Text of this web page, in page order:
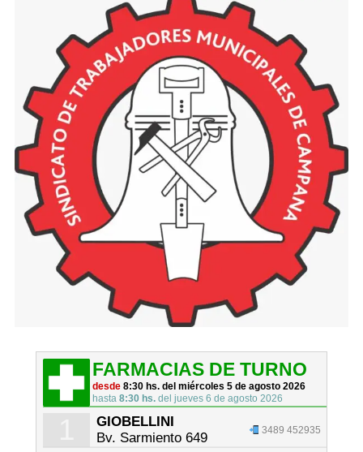
FARMACIAS DE TURNO
desde8:30 hs. del miércoles 5 de agosto 2026
hasta8:30 hs. del jueves 6 de agosto 2026
GIOBELLINI
Bv. Sarmiento 649
3489 452935